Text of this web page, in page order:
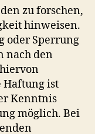
zu forschen,
hinweisen.
oder Sperrung
nach den
Haftung ist
Kenntnis
möglich. Bei